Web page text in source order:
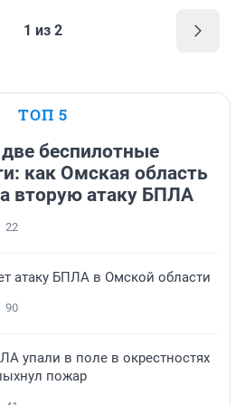
1 из 2
ТОП 5
беспилотные
как Омская область
вторую атаку БПЛА
22
атаку БПЛА в Омской области
90
упали в поле в окрестностях
пожар